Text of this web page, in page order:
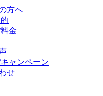
方へ
金
ャンペーン
せ